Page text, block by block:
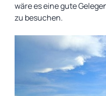
wäre es eine gute
zu besuchen.